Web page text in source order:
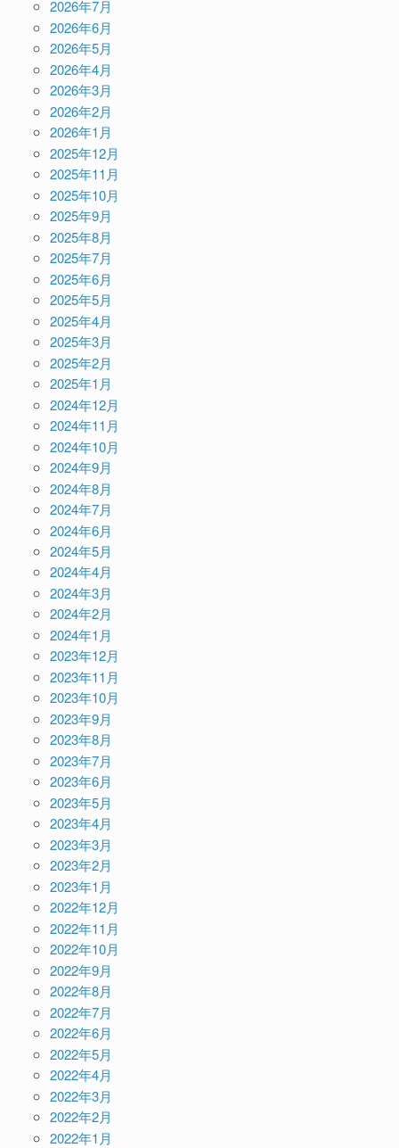
2026年7月
2026年6月
2026年5月
2026年4月
2026年3月
2026年2月
2026年1月
2025年12月
2025年11月
2025年10月
2025年9月
2025年8月
2025年7月
2025年6月
2025年5月
2025年4月
2025年3月
2025年2月
2025年1月
2024年12月
2024年11月
2024年10月
2024年9月
2024年8月
2024年7月
2024年6月
2024年5月
2024年4月
2024年3月
2024年2月
2024年1月
2023年12月
2023年11月
2023年10月
2023年9月
2023年8月
2023年7月
2023年6月
2023年5月
2023年4月
2023年3月
2023年2月
2023年1月
2022年12月
2022年11月
2022年10月
2022年9月
2022年8月
2022年7月
2022年6月
2022年5月
2022年4月
2022年3月
2022年2月
2022年1月